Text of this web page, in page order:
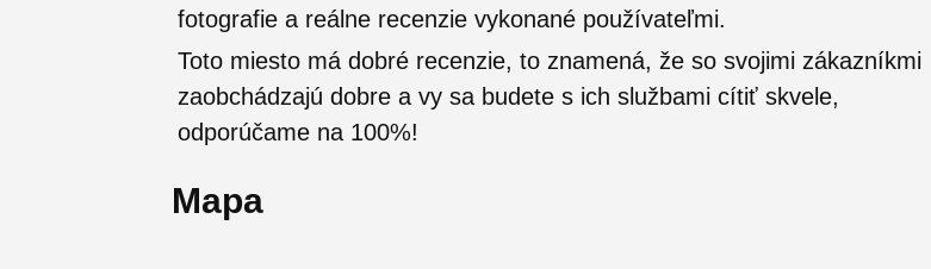
fotografie a reálne recenzie vykonané používateľmi.
Toto miesto má dobré recenzie, to znamená, že so svojimi zákazníkmi
zaobchádzajú dobre a vy sa budete s ich službami cítiť skvele,
odporúčame na 100%!
Mapa